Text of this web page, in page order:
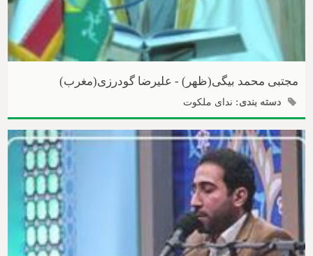
مجتبی محمد بیگی(ظهر) - علیرضا گودرزی(مغرب)
دسته بندی: ندای ملکوت